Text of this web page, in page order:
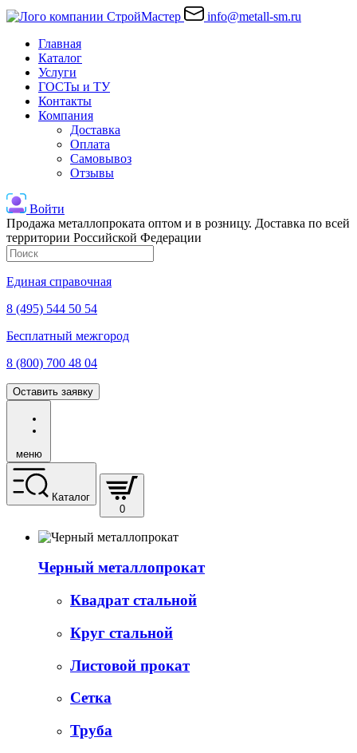
info@metall-sm.ru
Главная
Каталог
Услуги
ГОСТы и ТУ
Контакты
Компания
Доставка
Оплата
Самовывоз
Отзывы
Войти
Продажа металлопроката оптом и в розницу. Доставка по всей
территории Российской Федерации
Единая справочная
8 (495) 544 50 54
Бесплатный межгород
8 (800) 700 48 04
Оставить заявку
меню
Каталог
0
Черный металлопрокат
Квадрат стальной
Круг стальной
Листовой прокат
Сетка
Труба